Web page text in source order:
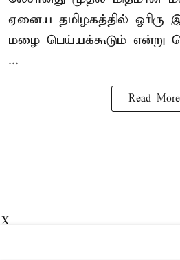
ஏனைய தமிழகத்தில் ஓரிரு
மழை பெய்யக்கூடும்
...
Read More
X